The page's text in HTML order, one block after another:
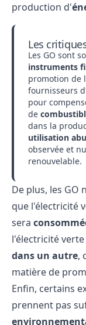
production d'
Les
Les GO sont
instruments
promotion de
fournisseurs
pour
de
dans la
utilisation
observée et
renouvelable.
De plus, les GO
que l'électricité
sera
l'électricité
dans un autre,
matière de
Enfin, certains
prennent pas